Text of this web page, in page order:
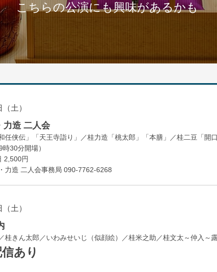
こちらの公演にも興味があるかも
（土）
力造 二人会
任侠伝」「天王寺詣り」／桂力造「桃太郎」「本膳」／桂二豆「開
時30分開場）
2,500円
力造 二人会事務局 090-7762-6268
（土）
桂きん太郎／いわみせいじ（似顔絵）／桂米之助／桂文太～仲入～
あり